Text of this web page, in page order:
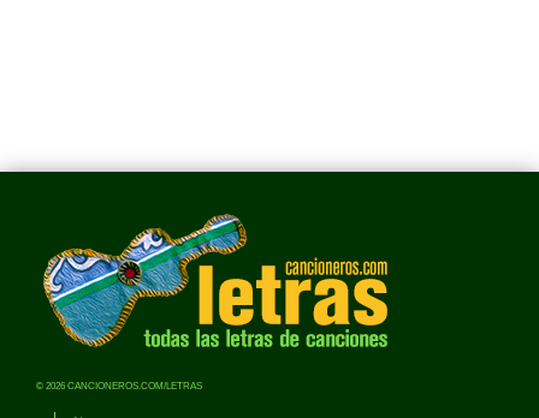
© 2026 CANCIONEROS.COM/LETRAS